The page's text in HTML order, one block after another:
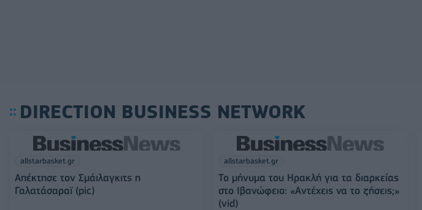
DIRECTION BUSINESS NETWORK
allstarbasket.gr
Απέκτησε τον Σμάιλαγκιτς η
Γαλατάσαραϊ (pic)
allstarbasket.gr
Το μήνυμα του Ηρακλή για τα διαρκείας
στο Ιβανώφειο: «Αντέχεις να το ζήσεις;»
(vid)